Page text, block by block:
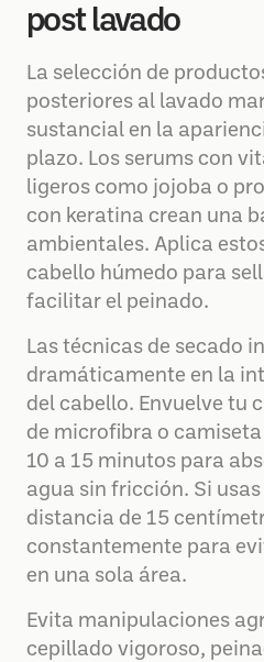
post lavado
La selección de
posteriores al lavado
sustancial en la
plazo. Los serums con
ligeros como jojoba o
con keratina crean una
ambientales. Aplica
cabello húmedo para
facilitar el peinado.
Las técnicas de secado
dramáticamente en la
del cabello. Envuelve tu
de microfibra o
10 a 15 minutos para
agua sin fricción. Si
distancia de 15
constantemente para
en una sola área.
Evita manipulaciones
cepillado vigoroso,